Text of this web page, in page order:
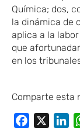
Química; dos,
la dinámica de
aplica a la
que
en los
Comparte esta
Facebook